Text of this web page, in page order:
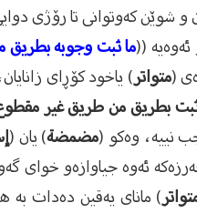
شوێن كەوتوانى تا رۆژى
((ما ثبت وجوبه
(متواتر) یاخود كۆڕاى
بطريق من طريق غير
نییە، وەكو (مضمضة‌) یان (
ئەوە جیاوازەو خواى
) ماناى یەقین دەدات بە